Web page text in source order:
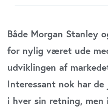
Både Morgan Stanley
for nylig været ude
udviklingen af
Interessant nok har
i hver sin retning, men